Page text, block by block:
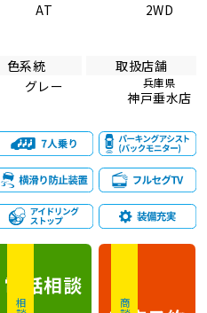
AT
2WD
色系統
グレー
取扱店舗
兵庫県
神戸垂水店
電話相談